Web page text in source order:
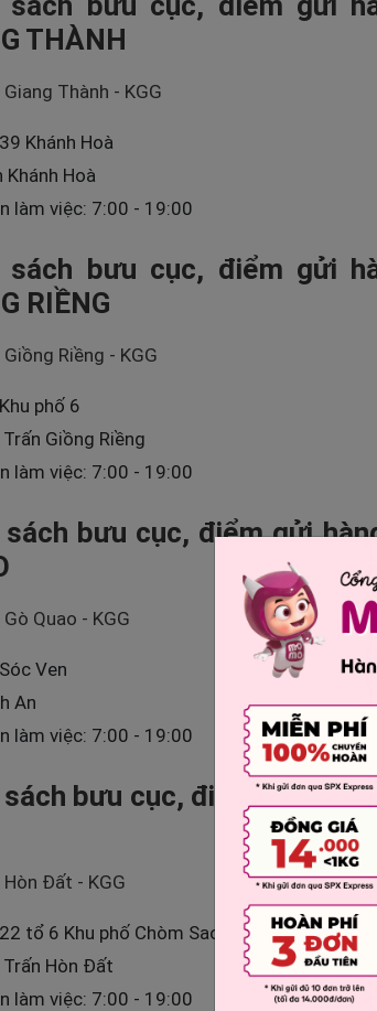
THÀNH
Thành - KGG
Khánh Hoà
Khánh Hoà
làm việc: 7:00 - 19:00
sách bưu cục, điểm gửi
RIỀNG
Riềng - KGG
phố 6
Giồng Riềng
làm việc: 7:00 - 19:00
sách bưu cục, điểm gửi
Quao - KGG
Ven
An
làm việc: 7:00 - 19:00
sách bưu cục, điểm gửi
Đất - KGG
tổ 6 Khu phố Chòm Sao
Trấn Hòn Đất
làm việc: 7:00 - 19:00